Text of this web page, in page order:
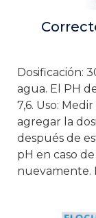
Dosificación:
agua. El PH
7,6. Uso:
agregar la
después de
pH en caso
nuevamente.